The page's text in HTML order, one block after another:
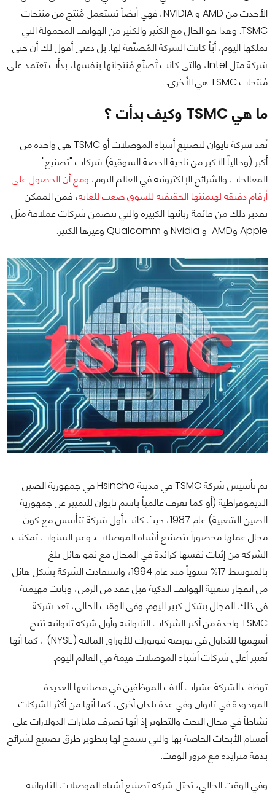
الأحدث من AMD و NVIDIA، فهي أيضاً تستعمل مُنتج من منتجات
TSMC. وهذا هو الحال مع الكثير والكثير من الهواتف المحمولة التي
نملكها اليوم، أيّاً كانت الشركة المُصنّعة لها. بل دعني أقول لك أن حتى
شركة مثل Intel، والتي كانت تُصنّع مُنتجاتها بنفسها، بدأت تعتمد على
مُنتجات TSMC هي الأُخرى.
ما هي TSMC وكيف بدأت ؟
تُعد شركة تايوان لتصنيع أشباه الموصلات أو TSMC هي واحدة من
أكبر (وحالياً الأكبر من ناحية الحصة السوقية) شركات "تصنيع"
المعالجات والشرائح الإلكترونية في العالم اليوم، ومع أن الحصول على
أرقام دقيقة لهيمنتها الحقيقية للسوق صعب للغاية، فمن الممكن
تقدير ذلك من قائمة زبائنها الكبيرة والتي تتضمن شركات عملاقة مثل
Apple وAMD و Nvidia و Qualcomm وغيرها الكثير.
تم تأسيس شركة TSMC في مدينة Hsincho في جمهورية الصين
الديموقراطية (أو كما تعرف عالمياً باسم تايوان للتمييز عن جمهورية
الصين الشعبية) عام 1987، حيث كانت أول شركة تتأسس مع كون
مجال عملها محصوراً بتصنيع أشباه الموصلات. وعبر السنوات تمكنت
الشركة من إثبات نفسها كرائدة في المجال مع نمو هائل بلغ
بالمتوسط 17% سنوياً منذ عام 1994، واستفادت الشركة بشكل هائل
من انفجار شعبية الهواتف الذكية قبل عقد من الزمن، وباتت مهيمنة
في ذلك المجال بشكل كبير اليوم. وفي الوقت الحالي، تعد شركة
TSMC واحدة من أكبر الشركات التايوانية وأول شركة تايوانية تتيح
أسهمها للتداول في بورصة نيويورك للأوراق المالية (NYSE) ، كما أنها
تُعتبر أعلى شركات أشباه الموصلات قيمة في العالم اليوم.
توظف الشركة عشرات آلاف الموظفين في مصانعها العديدة
الموجودة في تايوان وفي عدة بلدان أخرى، كما أنها من أكثر الشركات
نشاطاً في مجال البحث والتطوير إذ أنها تصرف مليارات الدولارات على
أقسام الأبحاث الخاصة بها والتي تسمح لها بتطوير طرق تصنيع لشرائح
بدقة متزايدة مع مرور الوقت.
وفي الوقت الحالي، تحتل شركة تصنيع أشباه الموصلات التايوانية